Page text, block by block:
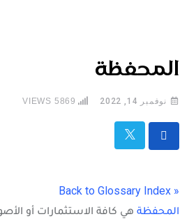
المحفظة
نوفمبر 14, 2022 5869
« Back to Glossary Index
المحفظة هي كافة الاستثمارات أو